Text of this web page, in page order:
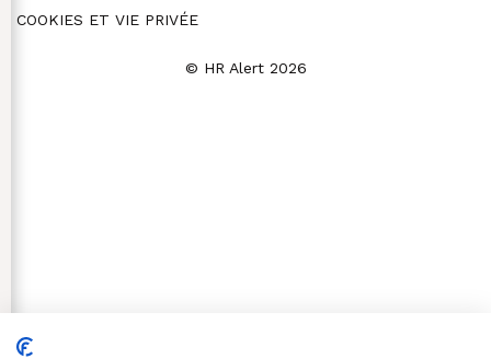
COOKIES ET VIE PRIVÉE
© HR Alert 2026